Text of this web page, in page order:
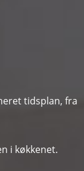
tidsplan, fra
i køkkenet.